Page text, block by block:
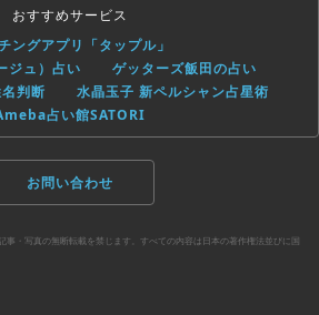
おすすめサービス
ングアプリ「タップル」
ュ）占い
ゲッターズ飯田の占い
判断
水晶玉子 新ペルシャン占星術
占い館SATORI
お問い合わせ
・写真の無断転載を禁じます。すべての内容は日本の著作権法並びに国